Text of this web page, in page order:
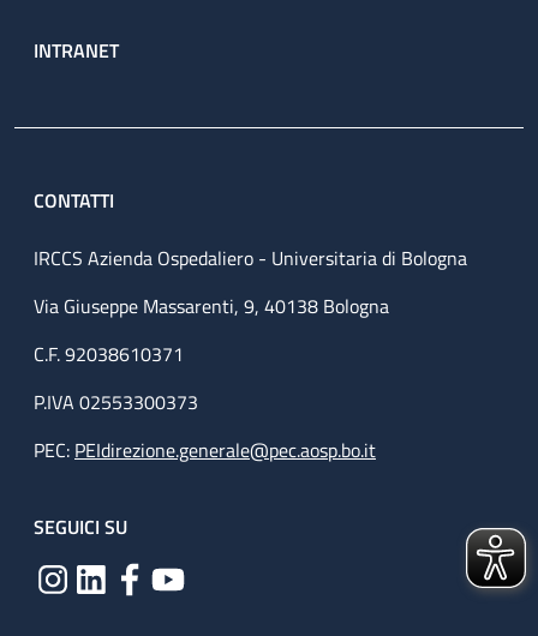
INTRANET
CONTATTI
IRCCS Azienda Ospedaliero - Universitaria di Bologna
Via Giuseppe Massarenti, 9, 40138 Bologna
C.F. 92038610371
P.IVA 02553300373
PEC: PEIdirezione.generale@pec.aosp.bo.it
SEGUICI SU